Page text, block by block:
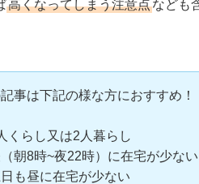
高くなってしまう注意点なども
事は下記の様な方におすすめ！
くらし又は2人暮らし
（朝8時~夜22時）に在宅が少ない
日も昼に在宅が少ない